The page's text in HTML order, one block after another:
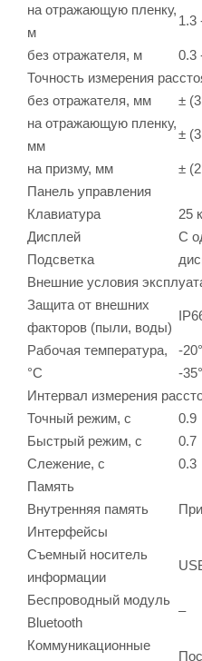
на отражающую пленку,
м
1.3
без отражателя, м
0.3
Точность измерения
без отражателя, мм
±
на отражающую пленку,
мм
±
на призму, мм ±
Панель управления
Клавиатура
25
Дисплей
С
Подсветка
Внешние условия
Защита от внешних
факторов (пыли, воды)
Рабочая температура,
°С
-
-
Интервал измерения
Точный режим, с
0.9
Быстрый режим, с
0.7
Слежение, с
0.3
Память
Внутренняя память
Интерфейсы
Съемный носитель
информации
Беспроводный модуль
Bluetooth
–
Коммуникационные